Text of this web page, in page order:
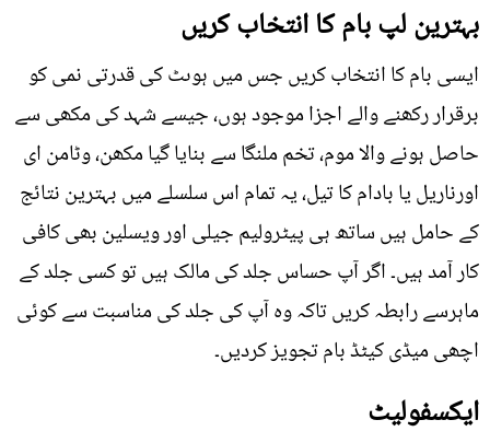
بہترین لپ بام کا انتخاب کریں
ایسی بام کا انتخاب کریں جس میں ہوںٹ کی قدرتی نمی کو
برقرار رکھنے والے اجزا موجود ہوں، جیسے شہد کی مکھی سے
حاصل ہونے والا موم، تخم ملنگا سے بنایا گیا مکھن، وٹامن ای
اورناریل یا بادام کا تیل، یہ تمام اس سلسلے میں بہترین نتائج
کے حامل ہیں ساتھ ہی پیٹرولیم جیلی اور ویسلین بھی کافی
کار آمد ہیں۔ اگر آپ حساس جلد کی مالک ہیں تو کسی جلد کے
ماہرسے رابطہ کریں تاکہ وہ آپ کی جلد کی مناسبت سے کوئی
اچھی میڈی کیٹڈ بام تجویز کردیں۔
ایکسفولیٹ